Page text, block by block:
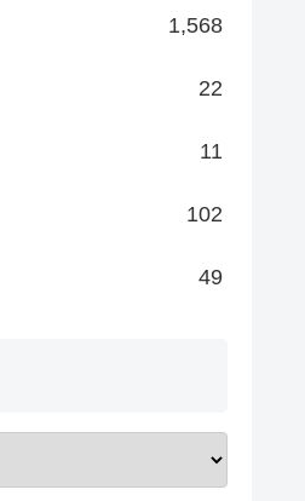
1,568
22
11
102
49